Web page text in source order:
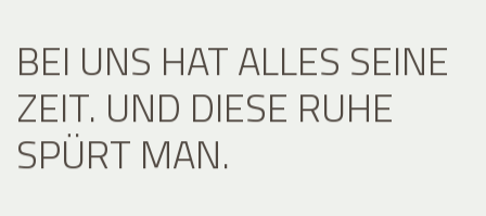
BEI UNS HAT ALLES SEINE
ZEIT. UND DIESE RUHE
SPÜRT MAN.